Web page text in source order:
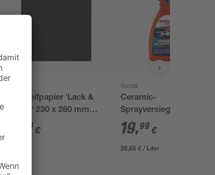
Schleifpapier 'Lack &
Auto' 230 x 280 mm
K600
79 €
Sonax
Ceramic-
Sprayversiegelung
'Xtreme' 750 ml
19,99 €
26,65 € / Liter